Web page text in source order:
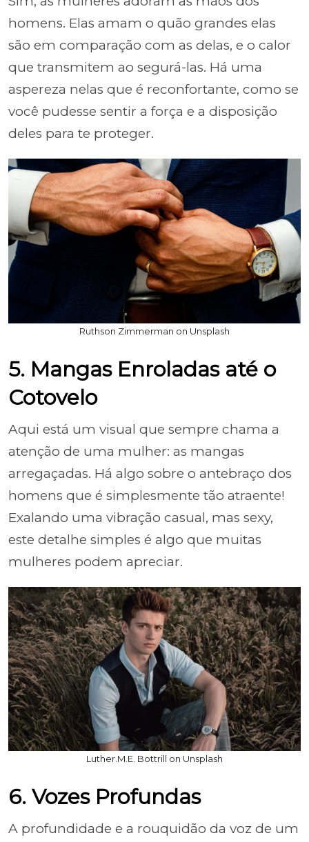
homens. Elas amam o quão grandes elas
são em comparação com as delas, e o calor
que transmitem ao segurá-las. Há uma
aspereza nelas que é reconfortante, como se
você pudesse sentir a força e a disposição
deles para te proteger.
Ruthson Zimmerman on Unsplash
5. Mangas Enroladas até o
Cotovelo
Aqui está um visual que sempre chama a
atenção de uma mulher: as mangas
arregaçadas. Há algo sobre o antebraço dos
homens que é simplesmente tão atraente!
Exalando uma vibração casual, mas sexy,
este detalhe simples é algo que muitas
mulheres podem apreciar.
Luther.M.E. Bottrill on Unsplash
6. Vozes Profundas
A profundidade e a rouquidão da voz de um